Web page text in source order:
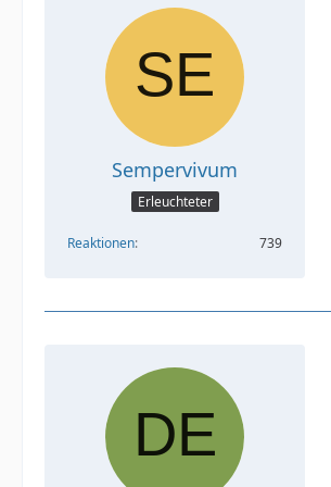
Sempervivum
Erleuchteter
Reaktionen 739